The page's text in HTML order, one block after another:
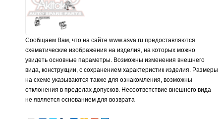
Сообщаем Вам, что на сайте www.asva.ru предоставляются
схематические изображения на изделия, на которых можно
увидеть основные параметры. Возможны изменения внешнего
вида, конструкции, с сохранением характеристик изделия. Размеры
на схеме указываются также для ознакомления, возможны
отклонения в пределах допусков. Несоответствие внешнего вида
не является основанием для возврата